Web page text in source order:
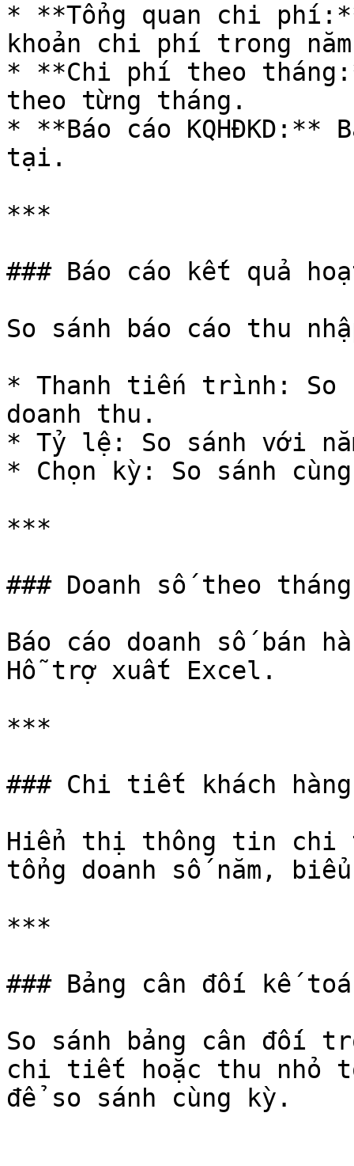
* **Tổng quan chi
khoản chi phí trong
* **Chi phí theo
theo từng tháng.
* **Báo cáo KQHĐKD:**
tại.
***
### Báo cáo kết quả
So sánh báo cáo thu
* Thanh tiến trình: So
doanh thu.
* Tỷ lệ: So sánh với
* Chọn kỳ: So sánh
***
### Doanh số theo
Báo cáo doanh số bán
Hỗ trợ xuất Excel.
***
### Chi tiết khách hàng
Hiển thị thông tin
tổng doanh số năm,
***
### Bảng cân đối kế
So sánh bảng cân đối
chi tiết hoặc thu nhỏ